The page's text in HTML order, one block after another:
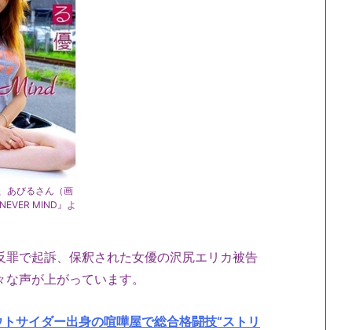
あびるさん（画
MIND』よ
で起訴、保釈された女優の沢尻エリカ被告
声が上がっています。
サイダー出身の喧嘩屋で総合格闘技“ストリ